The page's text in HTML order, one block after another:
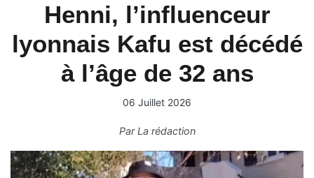
Henni, l’influenceur
lyonnais Kafu est décédé
à l’âge de 32 ans
06 Juillet 2026
ParLa rédaction